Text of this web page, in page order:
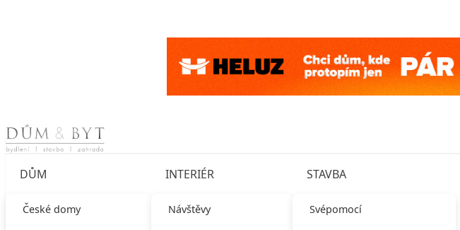
Skip to content
DŮM
České domy
INTERIÉR
Návštěvy
STAVBA
Svépomocí